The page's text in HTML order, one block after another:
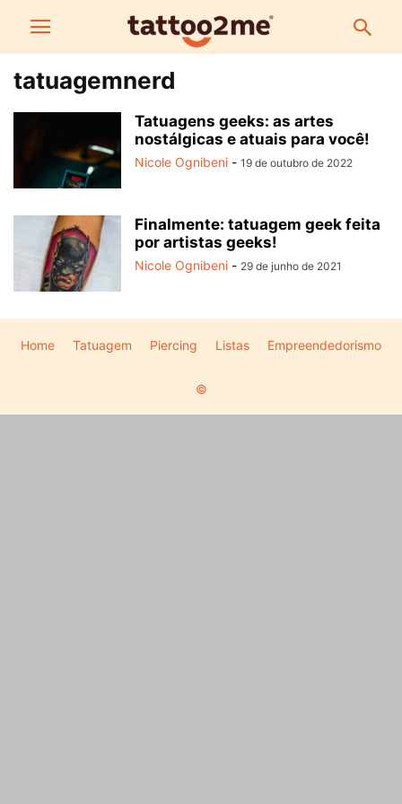
tatuagemnerd
Tatuagens geeks: as artes
nostálgicas e atuais para você!
Nicole Ognibeni - 19 de outubro de 2022
Finalmente: tatuagem geek feita
por artistas geeks!
Nicole Ognibeni - 29 de junho de 2021
Home Tatuagem Piercing Listas Empreendedorismo
©